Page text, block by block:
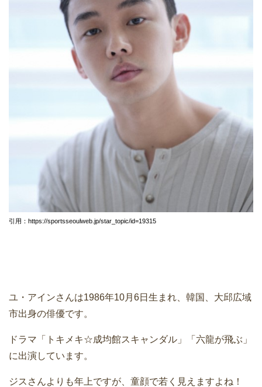
引用：https://sportsseoulweb.jp/star_topic/id=19315
ユ・アインさんは1986年10月6日生まれ、韓国、大邱広域
市出身の俳優です。
ドラマ「トキメキ☆成均館スキャンダル」「六龍が飛ぶ」
に出演しています。
ジスさんよりも年上ですが、童顔で若く見えますよね！